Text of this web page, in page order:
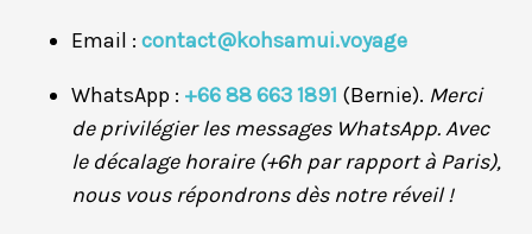
Email : contact@kohsamui.voyage
WhatsApp : +66 88 663 1891 (Bernie). Merci
de privilégier les messages WhatsApp. Avec
le décalage horaire (+6h par rapport à Paris),
nous vous répondrons dès notre réveil !